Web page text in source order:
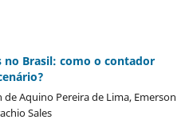
no Brasil: como o contador
Aquino Pereira de Lima, Emerson
Sales